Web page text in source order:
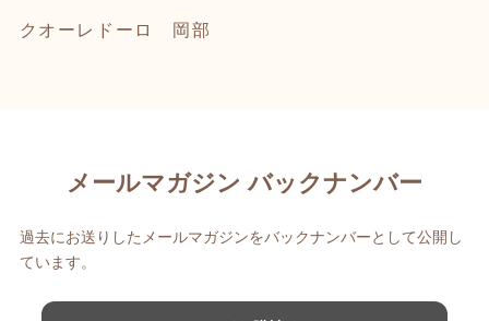
クオーレドーロ 岡部
メールマガジン バックナンバー
過去にお送りしたメールマガジンをバックナンバーとして公開し
ています。